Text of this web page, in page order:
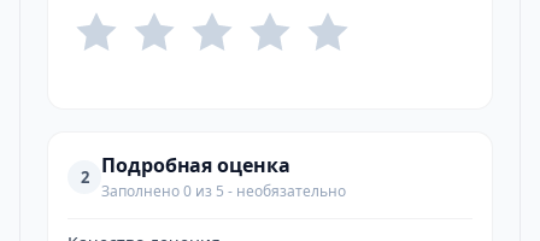
2 Подробная оценка
Заполнено 0 из 5 - необязательно